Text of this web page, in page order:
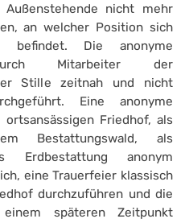
nicht mehr
an welcher Position sich
befindet. Die anonyme
Mitarbeiter der
Stille zeitnah und nicht
Eine anonyme
Friedhof, als
Bestattungswald, als
Erdbestattung anonym
eine Trauerfeier klassisch
durchzuführen und die
späteren Zeitpunkt